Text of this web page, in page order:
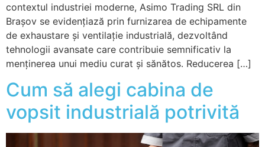
contextul industriei moderne, Asimo Trading SRL din
Brașov se evidențiază prin furnizarea de echipamente
de exhaustare și ventilație industrială, dezvoltând
tehnologii avansate care contribuie semnificativ la
menținerea unui mediu curat și sănătos. Reducerea […]
Cum să alegi cabina de
vopsit industrială potrivită